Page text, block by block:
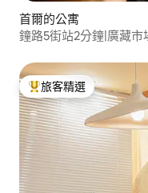
首爾的公寓
鐘路5街站2分鐘|廣藏
旅客精選榜首
旅客精選